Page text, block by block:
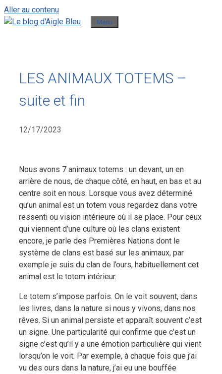
Aller au contenu
Menu
LES ANIMAUX TOTEMS –
suite et fin
12/17/2023
Nous avons 7 animaux totems : un devant, un en
arrière de nous, de chaque côté, en haut, en bas et au
centre soit en nous. Lorsque vous avez déterminé
qu’un animal est un totem vous regardez dans votre
ressenti ou vision intérieure où il se place. Pour ceux
qui viennent d’une culture où les clans existent
encore, je parle des Premières Nations dont le
système de clans est basé sur les animaux, par
exemple je suis du clan de l’ours, habituellement cet
animal est le totem intérieur.
Le totem s’impose parfois. On le voit souvent, dans
les livres, dans la nature si nous y vivons, dans nos
rêves. Si un animal persiste et apparaît souvent c’est
un signe. Une particularité qui confirme que c’est un
signe c’est qu’il y a une émotion particulière qui vient
lorsqu’on le voit. Par exemple, à chaque fois que j’ai
vu des ours dans la nature, j’ai eu une bouffée